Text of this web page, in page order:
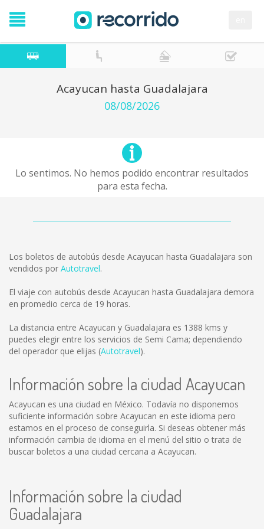
Acayucan hasta Guadalajara
08/08/2026
Lo sentimos. No hemos podido encontrar resultados
para esta fecha.
Los boletos de autobús desde Acayucan hasta Guadalajara son
vendidos por Autotravel.
El viaje con autobús desde Acayucan hasta Guadalajara demora
en promedio cerca de 19 horas.
La distancia entre Acayucan y Guadalajara es 1388 kms y
puedes elegir entre los servicios de Semi Cama; dependiendo
del operador que elijas (Autotravel).
Información sobre la ciudad Acayucan
Acayucan es una ciudad en México. Todavía no disponemos
suficiente información sobre Acayucan en este idioma pero
estamos en el proceso de conseguirla. Si deseas obtener más
información cambia de idioma en el menú del sitio o trata de
buscar boletos a una ciudad cercana a Acayucan.
Información sobre la ciudad
Guadalajara